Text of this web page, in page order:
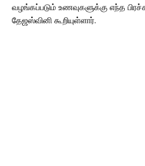
வழங்கப்படும் உணவுகளுக்கு எந்த
தேஜஸ்வினி கூறியுள்ளார்.